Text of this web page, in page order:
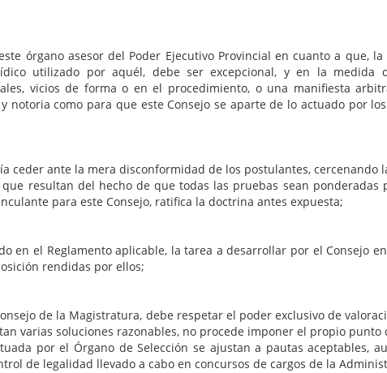
órgano asesor del Poder Ejecutivo Provincial en cuanto a que,
utilizado por aquél, debe ser excepcional, y en la medida
vicios de forma o en el procedimiento, o una manifiesta
notoria como para que este Consejo se aparte de lo actuado por
ceder ante la mera disconformidad de los postulantes,
resultan del hecho de que todas las pruebas sean
para este Consejo, ratifica la doctrina antes expuesta;
en el Reglamento aplicable, la tarea a desarrollar por el Consejo
rendidas por ellos;
Magistratura, debe respetar el poder exclusivo de
varias soluciones razonables, no procede imponer el propio punto
por el Órgano de Selección se ajustan a pautas aceptables,
de legalidad llevado a cabo en concursos de cargos de la